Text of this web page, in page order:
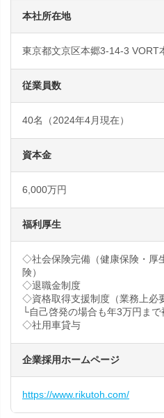
本社所在地
東京都文京区本郷3-14-3 VORT
従業員数
40名（2024年4月現在）
資本金
6,000万円
福利厚生
◇社会保険完備（健康保険・厚
険）
◇退職金制度
◇資格取得支援制度（業務上必
└自己啓発の場合も年3万円まで
◇社用車貸与
企業採用ホームページ
https://www.rikutoh.com/